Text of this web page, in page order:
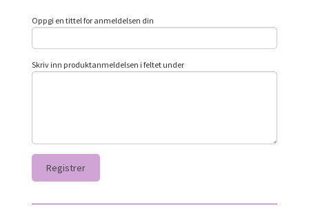
Oppgi en tittel for anmeldelsen din
Skriv inn produktanmeldelsen i feltet under